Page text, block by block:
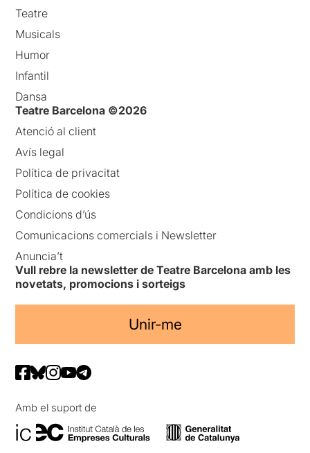
Teatre
Musicals
Humor
Infantil
Dansa
Teatre Barcelona ©2026
Atenció al client
Avís legal
Política de privacitat
Política de cookies
Condicions d’ús
Comunicacions comercials i Newsletter
Anuncia’t
Vull rebre la newsletter de Teatre Barcelona amb les
novetats, promocions i sorteigs
Unir-me
Amb el suport de